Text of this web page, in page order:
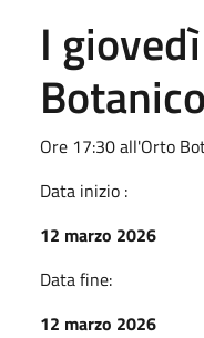
I
Ore 17:30 all'Orto
Data inizio :
12 marzo 2026
Data fine:
12 marzo 2026